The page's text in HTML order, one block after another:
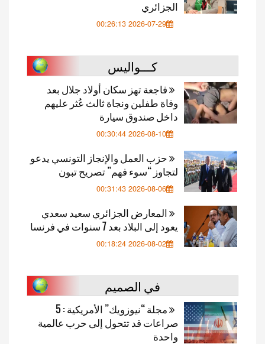
الجزائري
2026-07-29 00:26:13
كـــواليس
فاجعة تهز سكان أولاد جلال بعد
وفاة طفلين ونجاة ثالث عُثر عليهم
داخل صندوق سيارة
2026-08-10 00:30:44
حزب العمل والإنجاز التونسي يدعو
لتجاوز “سوء فهم” تصريح تبون
2026-08-06 00:31:43
المعارض الجزائري سعيد سعدي
يعود إلى البلاد بعد 7 سنوات في فرنسا
2026-08-02 00:18:24
في الصميم
مجلة “نيوزويك” الأمريكية : 5
صراعات قد تتحول إلى حرب عالمية
واحدة